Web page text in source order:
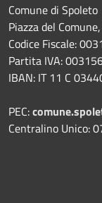
Comune di Spoleto
Piazza del
Codice Fiscale:
Partita IVA:
IBAN: IT 11 C
PEC:
Centralino Unico: